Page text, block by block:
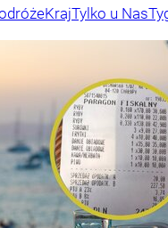
KrajTylko u Nas